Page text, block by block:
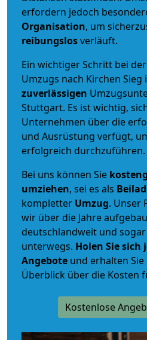
erfordern jedoch
Organisation, um
reibungslosverläuft.
Ein wichtiger Schritt bei
Umzugs nach Kirchen Sieg
zuverlässigen
Stuttgart. Es ist wichtig,
Unternehmen über die
und Ausrüstung verfügt,
erfolgreich durchzuführen.
Bei uns können Sie
umziehen, sei es als
kompletter Umzug. Unser
wir über die Jahre
deutschlandweit und
unterwegs. Holen Sie
Angebote und erhalten
Überblick über die Kosten
Kostenlose